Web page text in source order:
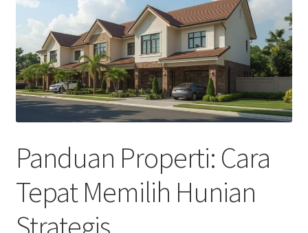
Panduan Properti: Cara
Tepat Memilih Hunian